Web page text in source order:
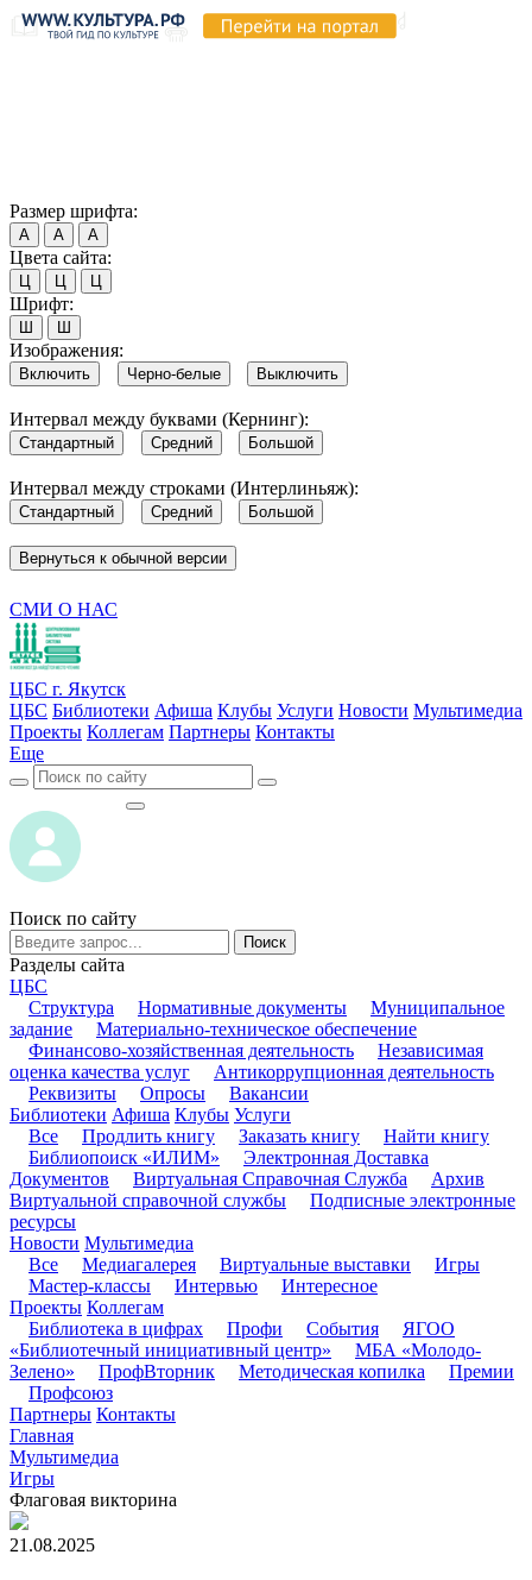
Размер шрифта:
А А А
Цвета сайта:
Ц Ц Ц
Шрифт:
Ш Ш
Изображения:
Включить Черно-белые Выключить
Интервал между буквами (Кернинг):
Стандартный Средний Большой
Интервал между строками (Интерлиньяж):
Стандартный Средний Большой
Вернуться к обычной версии
СМИ О НАС
ЦБС г. Якутск
ЦБС Библиотеки Афиша Клубы Услуги Новости Мультимедиа
Проекты Коллегам Партнеры Контакты
Еще
Поиск по сайту
Поиск
Разделы сайта
ЦБС
Структура
Нормативные документы
Муниципальное
задание
Материально-техническое обеспечение
Финансово-хозяйственная деятельность
Независимая
оценка качества услуг
Антикоррупционная деятельность
Реквизиты
Опросы
Вакансии
Библиотеки Афиша Клубы Услуги
Все
Продлить книгу Заказать книгу
Найти книгу
Библиопоиск «ИЛИМ»
Электронная Доставка
Документов
Виртуальная Справочная Служба
Архив
Виртуальной справочной службы
Подписные электронные
ресурсы
Новости Мультимедиа
Все
Медиагалерея Виртуальные выставки
Игры
Мастер-классы
Интервью
Интересное
Проекты Коллегам
Библиотека в цифрах
Профи События
ЯГОО
«Библиотечный инициативный центр»
МБА «Молодо-
Зелено»
ПрофВторник Методическая копилка
Премии
Профсоюз
Партнеры Контакты
Главная
Мультимедиа
Игры
Флаговая викторина
21.08.2025